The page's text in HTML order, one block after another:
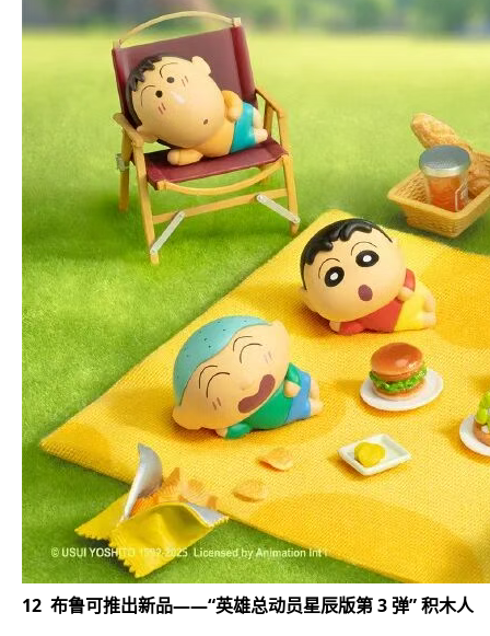
12 布鲁可推出新品——“英雄总动员星辰版第 3 弹” 积木人